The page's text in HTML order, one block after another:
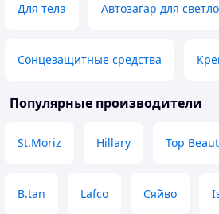
Для тела Автозагар для
Сонцезащитные средства
Популярные производители
St.Moriz Hillary Top
B.tan Lafco Сяйво